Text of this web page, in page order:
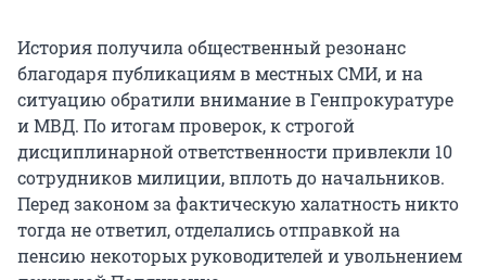
История получила общественный резонанс
благодаря публикациям в местных СМИ, и на
ситуацию обратили внимание в Генпрокуратуре
и МВД. По итогам проверок, к строгой
дисциплинарной ответственности привлекли 10
сотрудников милиции, вплоть до начальников.
Перед законом за фактическую халатность никто
тогда не ответил, отделались отправкой на
пенсию некоторых руководителей и увольнением